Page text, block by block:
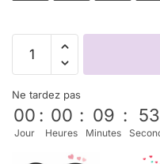
Ne tardez pas
00
Jour
: 00
Heures
: 09
Minutes
: 53